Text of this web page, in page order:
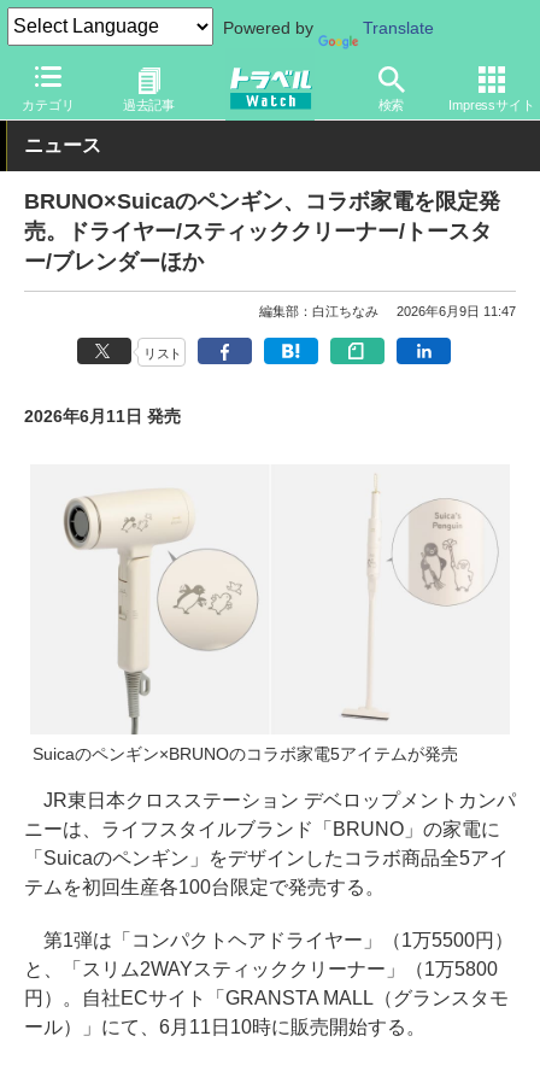
Powered by Translate
カテゴリ 過去記事 検索 Impressサイト
トラベル Watch 旅のアイテム 旅行グッズ 電気製品
ニュース
BRUNO×Suicaのペンギン、コラボ家電を限定発
売。ドライヤー/スティッククリーナー/トースタ
ー/ブレンダーほか
編集部：白江ちなみ 2026年6月9日 11:47
リスト
2026年6月11日 発売
Suicaのペンギン×BRUNOのコラボ家電5アイテムが発売
JR東日本クロスステーション デベロップメントカンパ
ニーは、ライフスタイルブランド「BRUNO」の家電に
「Suicaのペンギン」をデザインしたコラボ商品全5アイ
テムを初回生産各100台限定で発売する。
第1弾は「コンパクトヘアドライヤー」（1万5500円）
と、「スリム2WAYスティッククリーナー」（1万5800
円）。自社ECサイト「GRANSTA MALL（グランスタモ
ール）」にて、6月11日10時に販売開始する。